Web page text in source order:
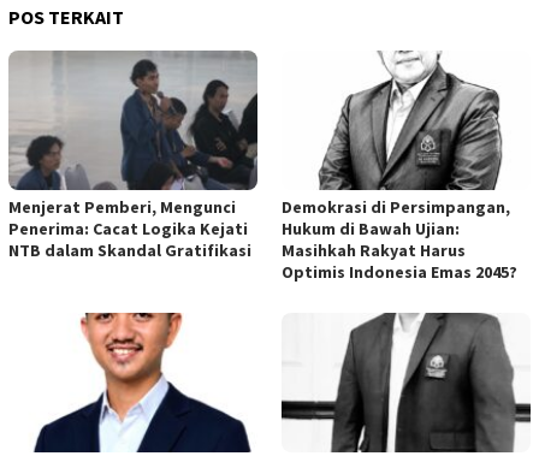
POS TERKAIT
Menjerat Pemberi, Mengunci
Penerima: Cacat Logika Kejati
NTB dalam Skandal Gratifikasi
Demokrasi di Persimpangan,
Hukum di Bawah Ujian:
Masihkah Rakyat Harus
Optimis Indonesia Emas 2045?